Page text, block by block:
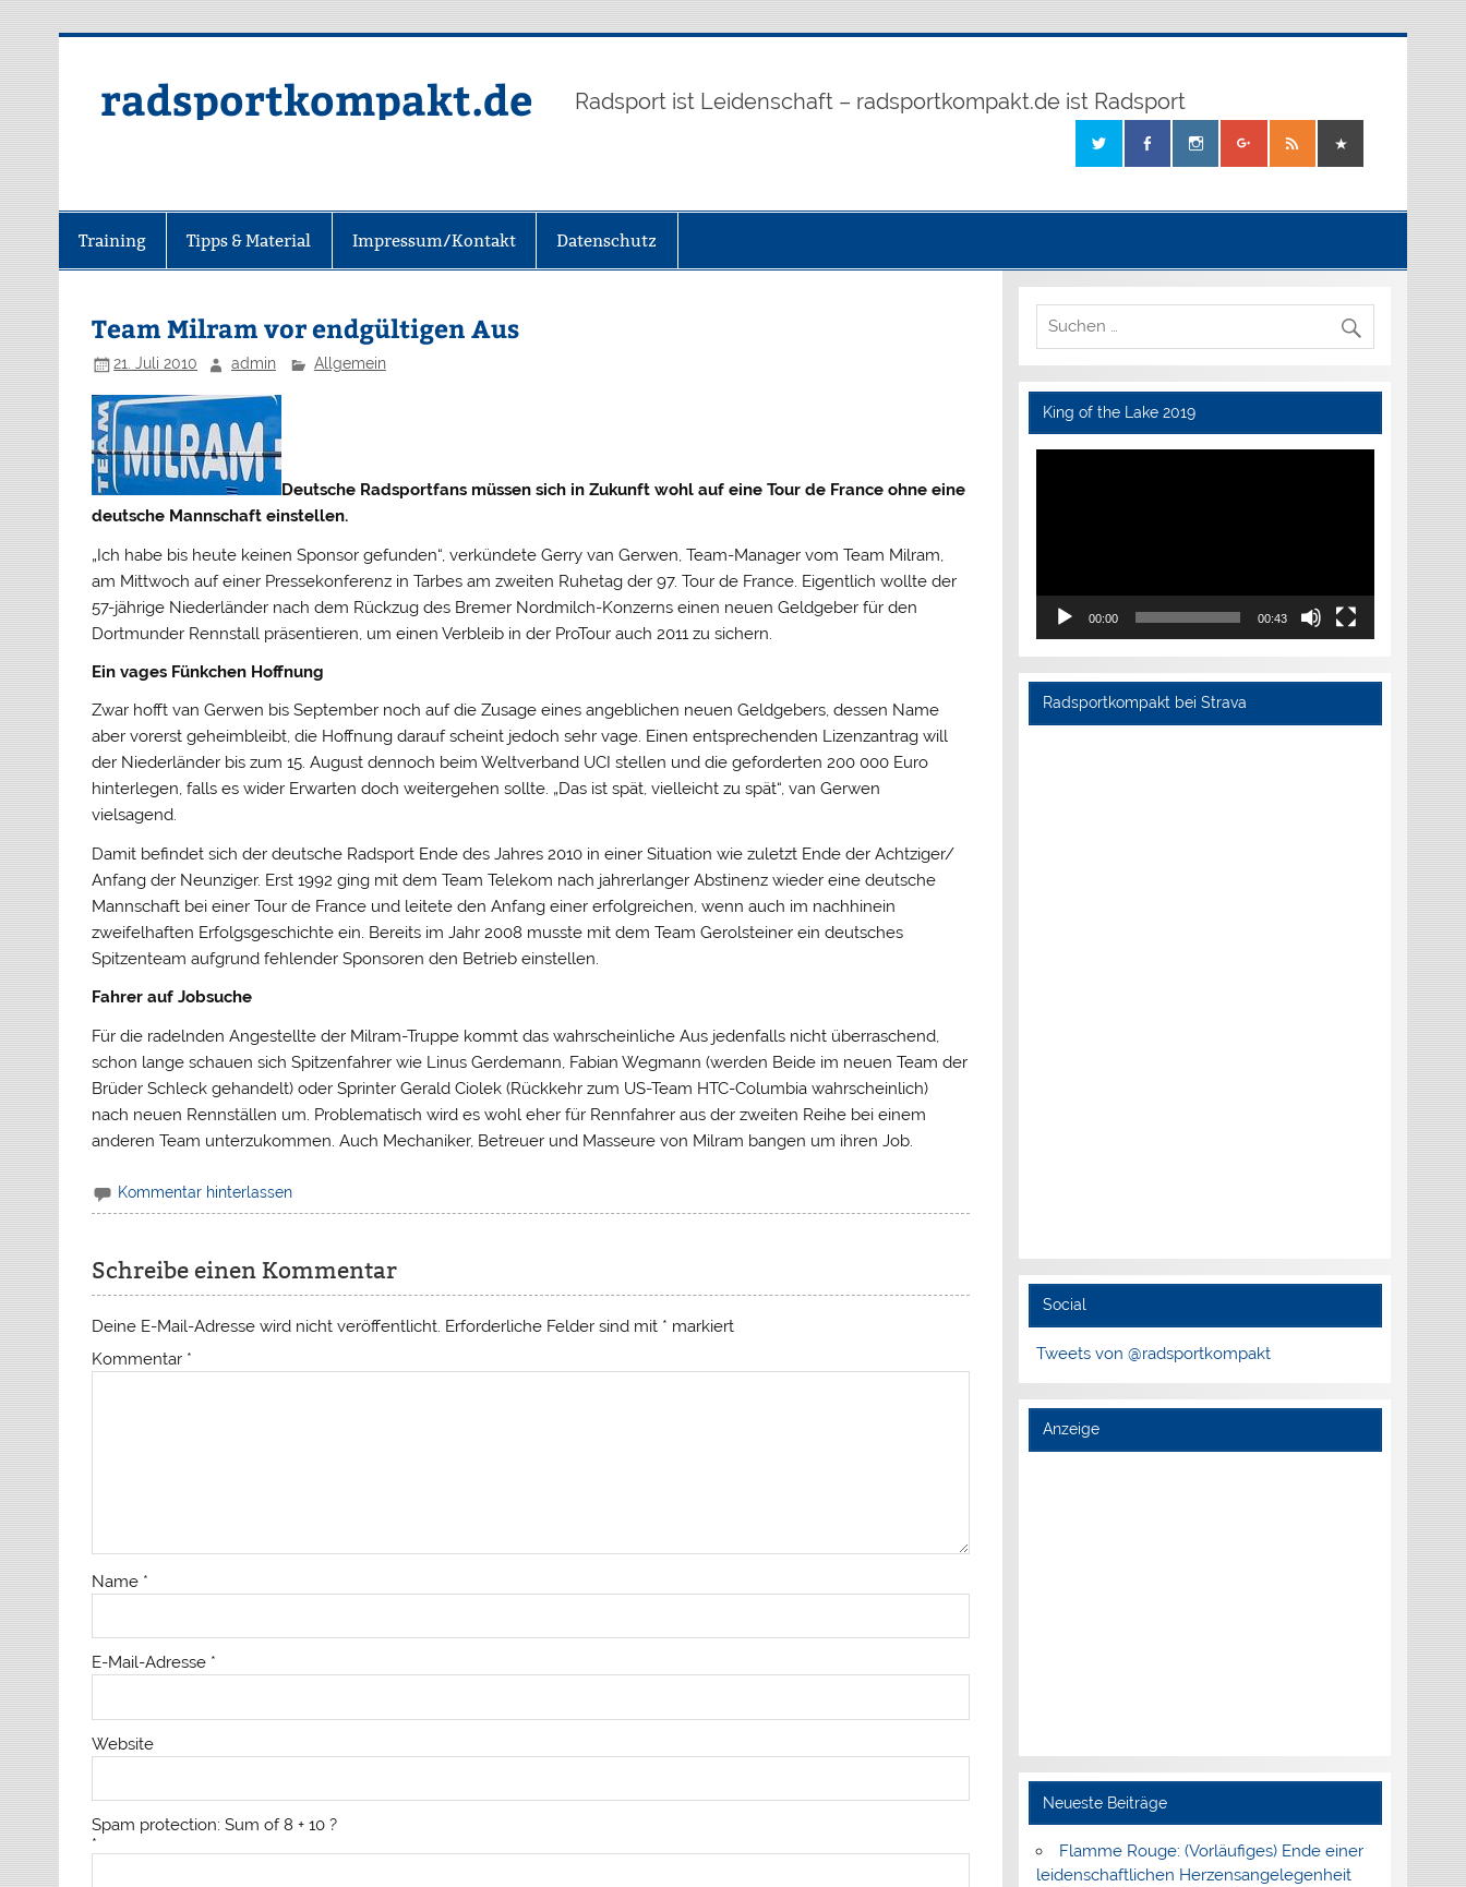
radsportkompakt.de Radsport ist Leidenschaft – radsportkompakt.de ist Radsport
Training Tipps & Material Impressum/Kontakt Datenschutz
Team Milram vor endgültigen Aus
21. Juli 2010 admin Allgemein
Deutsche Radsportfans müssen sich in Zukunft wohl auf eine Tour de France ohne eine
deutsche Mannschaft einstellen.
„Ich habe bis heute keinen Sponsor gefunden“, verkündete Gerry van Gerwen, Team-Manager vom Team Milram,
am Mittwoch auf einer Pressekonferenz in Tarbes am zweiten Ruhetag der 97. Tour de France. Eigentlich wollte der
57-jährige Niederländer nach dem Rückzug des Bremer Nordmilch-Konzerns einen neuen Geldgeber für den
Dortmunder Rennstall präsentieren, um einen Verbleib in der ProTour auch 2011 zu sichern.
Ein vages Fünkchen Hoffnung
Zwar hofft van Gerwen bis September noch auf die Zusage eines angeblichen neuen Geldgebers, dessen Name
aber vorerst geheimbleibt, die Hoffnung darauf scheint jedoch sehr vage. Einen entsprechenden Lizenzantrag will
der Niederländer bis zum 15. August dennoch beim Weltverband UCI stellen und die geforderten 200 000 Euro
hinterlegen, falls es wider Erwarten doch weitergehen sollte. „Das ist spät, vielleicht zu spät“, van Gerwen
vielsagend.
Damit befindet sich der deutsche Radsport Ende des Jahres 2010 in einer Situation wie zuletzt Ende der Achtziger/
Anfang der Neunziger. Erst 1992 ging mit dem Team Telekom nach jahrerlanger Abstinenz wieder eine deutsche
Mannschaft bei einer Tour de France und leitete den Anfang einer erfolgreichen, wenn auch im nachhinein
zweifelhaften Erfolgsgeschichte ein. Bereits im Jahr 2008 musste mit dem Team Gerolsteiner ein deutsches
Spitzenteam aufgrund fehlender Sponsoren den Betrieb einstellen.
Fahrer auf Jobsuche
Für die radelnden Angestellte der Milram-Truppe kommt das wahrscheinliche Aus jedenfalls nicht überraschend,
schon lange schauen sich Spitzenfahrer wie Linus Gerdemann, Fabian Wegmann (werden Beide im neuen Team der
Brüder Schleck gehandelt) oder Sprinter Gerald Ciolek (Rückkehr zum US-Team HTC-Columbia wahrscheinlich)
nach neuen Rennställen um. Problematisch wird es wohl eher für Rennfahrer aus der zweiten Reihe bei einem
anderen Team unterzukommen. Auch Mechaniker, Betreuer und Masseure von Milram bangen um ihren Job.
Kommentar hinterlassen
Schreibe einen Kommentar
Deine E-Mail-Adresse wird nicht veröffentlicht. Erforderliche Felder sind mit * markiert
Kommentar *
Name *
E-Mail-Adresse *
Website
Spam protection: Sum of 8 + 10 ?
*
King of the Lake 2019
Video-
00:00 00:43
Radsportkompakt bei Strava
Social
Tweets von @radsportkompakt
Anzeige
Neueste Beiträge
Flamme Rouge: (Vorläufiges) Ende einer
leidenschaftlichen Herzensangelegenheit